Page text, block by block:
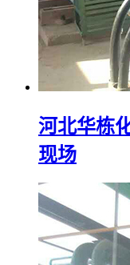
河北华栋
现场